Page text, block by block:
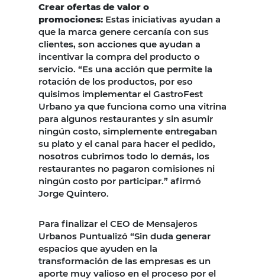
Crear ofertas de valor o
promociones: Estas iniciativas ayudan a
que la marca genere cercanía con sus
clientes, son acciones que ayudan a
incentivar la compra del producto o
servicio. “Es una acción que permite la
rotación de los productos, por eso
quisimos implementar el GastroFest
Urbano ya que funciona como una vitrina
para algunos restaurantes y sin asumir
ningún costo, simplemente entregaban
su plato y el canal para hacer el pedido,
nosotros cubrimos todo lo demás, los
restaurantes no pagaron comisiones ni
ningún costo por participar.” afirmó
Jorge Quintero.
Para finalizar el CEO de Mensajeros
Urbanos Puntualizó “Sin duda generar
espacios que ayuden en la
transformación de las empresas es un
aporte muy valioso en el proceso por el